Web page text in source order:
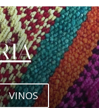
VINOS